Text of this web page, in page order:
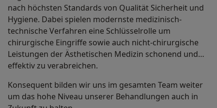
nach höchsten Standards von Qualität Sicherheit und
Hygiene. Dabei spielen modernste medizinisch-
technische Verfahren eine Schlüsselrolle um
chirurgische Eingriffe sowie auch nicht-chirurgische
Leistungen der Ästhetischen Medizin schonend und
effektiv zu verabreichen.
Konsequent bilden wir uns im gesamten Team weiter
um das hohe Niveau unserer Behandlungen auch in